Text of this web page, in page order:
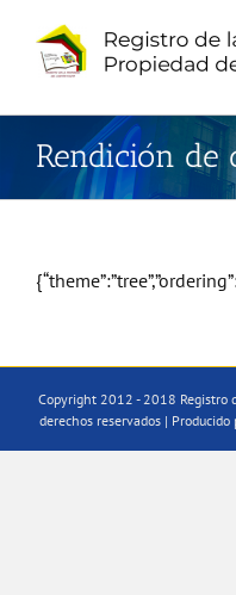
contenido
Rendición de
Copyright 2012 - 2018 Registro
derechos reservados | Producido